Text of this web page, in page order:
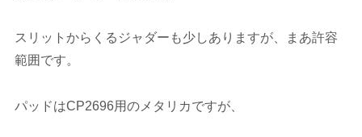
スリットからくるジャダーも少しありますが、まあ許容
範囲です。
パッドはCP2696用のメタリカですが、